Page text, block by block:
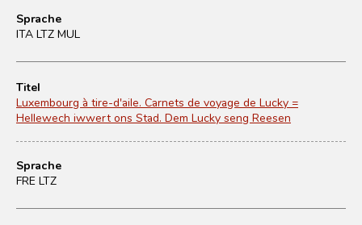
Sprache
ITA LTZ MUL
Titel
Luxembourg à tire-d'aile. Carnets de voyage de Lucky =
Hellewech iwwert ons Stad. Dem Lucky seng Reesen
Sprache
FRE LTZ